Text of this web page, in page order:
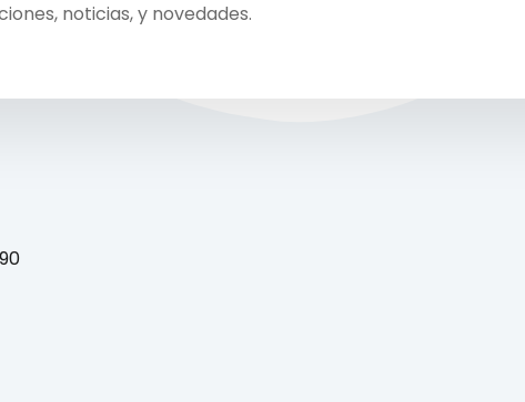
noticias, y novedades.